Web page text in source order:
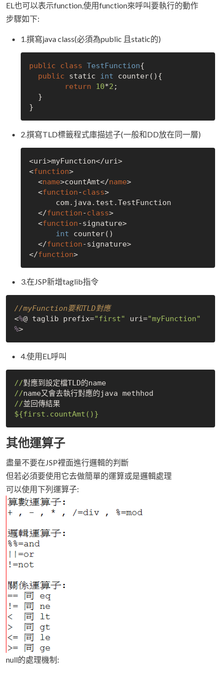
EL也可以表示function,使用function來呼叫要執行的動作
步驟如下:
1.撰寫java class(必須為public 且static的)
public class TestFunction{
public static int counter(){
return
10*2 ;
2.撰寫TLD標籤程式庫描述子(一般和DD放在同一層)
<uri>myFunction</uri>
<function>
  <
name>countAmt</name>
  <
function-class>
  </
function-class>
  <
function-signature>
int counter()
  </
function-signature>
</function >
3.在JSP新增taglib指令
//myFunction要和TLD對應
<%@ taglib prefix="first" uri="myFunction"
% >
4.使用EL呼叫
//
對應到設定檔TLD的name
//
//
${first.countAmt()}
其他運算子
盡量不要在JSP裡面進行邏輯的判斷
但若必須要使用它去做簡單的運算或是邏輯處理
可以使用下列運算子:
null的處理機制: